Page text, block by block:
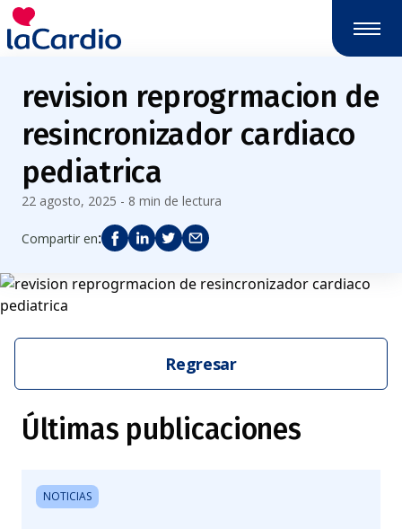
revision reprogrmacion de
resincronizador cardiaco
pediatrica
22 agosto, 2025 - 8 min de lectura
Compartir en:
Regresar
Últimas publicaciones
NOTICIAS